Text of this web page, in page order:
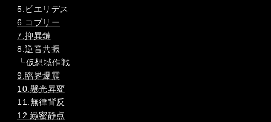
5.ピエリデス
6.コプリー
7.抑異鏈
8.逆音共振
┗仮想域作戦
9.臨界爆震
10.懸光昇変
11.無律背反
12.緻密静点